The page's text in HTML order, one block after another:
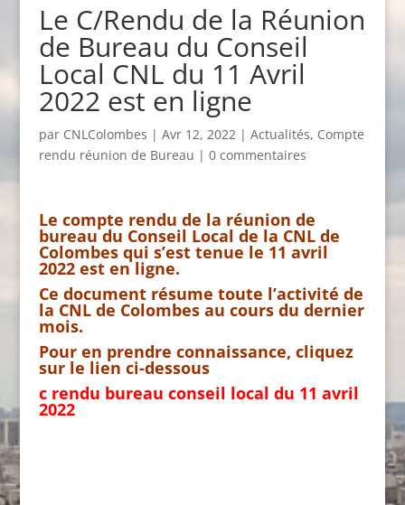
Le C/Rendu de la Réunion
de Bureau du Conseil
Local CNL du 11 Avril
2022 est en ligne
par CNLColombes | Avr 12, 2022| Actualités, Compte
rendu réunion de Bureau | 0 commentaires
Le compte rendu de la réunion de
bureau du Conseil Local de la CNL de
Colombes qui s’est tenue le 11 avril
2022 est en ligne.
Ce document résume toute l’activité de
la CNL de Colombes au cours du dernier
mois.
Pour en prendre connaissance, cliquez
sur le lien ci-dessous
c rendu bureau conseil local du 11 avril
2022